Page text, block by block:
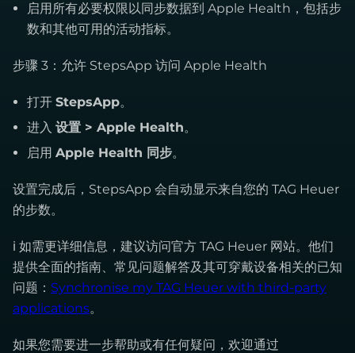
启用所有必要权限以同步数据到 Apple Health，包括步
数和其他可用的活动指标。
步骤 3：允许 StepsApp 访问 Apple Health
打开 StepsApp。
进入 设置 > Apple Health。
启用 Apple Health 同步。
设置完成后，StepsApp 会自动显示来自您的 TAG Heuer
的步数。
ℹ 如需更详细信息，建议访问官方 TAG Heuer 网站。他们
提供全面的指南、常见问题解答及其可穿戴设备相关的已知
问题： Synchronise my TAG Heuer with third-party
applications。
如果您需要进一步帮助或有任何疑问，欢迎通过